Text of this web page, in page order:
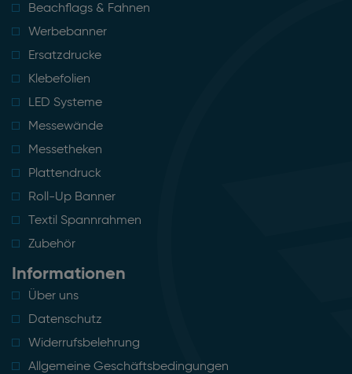
Beachflags & Fahnen
Werbebanner
Ersatzdrucke
Klebefolien
LED Systeme
Messewände
Messetheken
Plattendruck
Roll-Up Banner
Textil Spannrahmen
Zubehör
Informationen
Über uns
Datenschutz
Widerrufsbelehrung
Allgemeine Geschäftsbedingungen